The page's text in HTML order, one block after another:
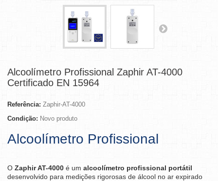
Alcoolímetro Profissional Zaphir AT-4000
Certificado EN 15964
Referência: Zaphir-AT-4000
Condição: Novo produto
Alcoolímetro Profissional
O Zaphir AT-4000 é um alcoolímetro profissional portátil
desenvolvido para medições rigorosas de álcool no ar expirado